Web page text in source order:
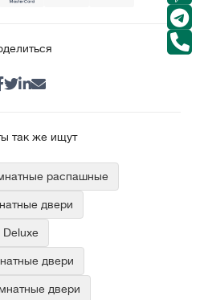
так же ищут
распашные
двери
двери
двери